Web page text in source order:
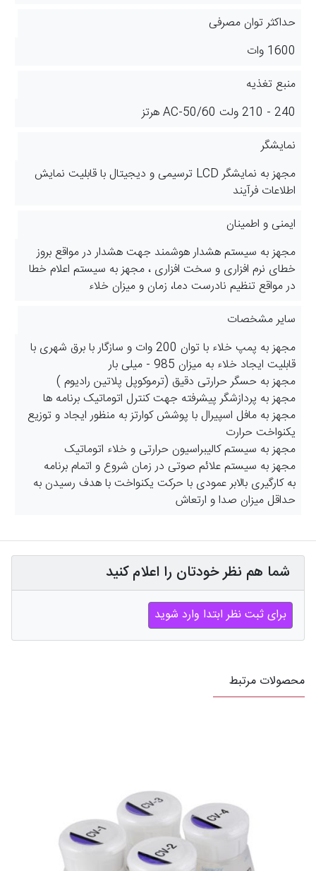
حداکثر توان مصرفی
1600 وات
منبع تغذیه
240 - 210 ولت 50/60-AC هرتز
نمایشگر
مجهز به نمایشگر LCD ترسیمی و دیجیتال با قابلیت نمایش
اطلاعات فرآیند
ایمنی و اطمینان
مجهز به سیستم هشدار هوشمند جهت هشدار در مواقع بروز
خطای نرم افزاری و سخت افزاری ، مجهز به سیستم اعلام خطا
در مواقع تنظیم نادرست دما، زمان و میزان خلاء
سایر مشخصات
مجهز به پمپ خلاء با توان 200 وات و سازگار با برق شهری با
قابلیت ایجاد خلاء به میزان 985 - میلی بار
مجهز به حسگر حرارتی دقیق (ترموکوپل پلاتین رادیوم )
مجهز به پردازشگر پیشرفته جهت کنترل اتوماتیک برنامه ها
مجهز به مافل اسپیرال با پوشش کوارتز به منظور ایجاد و توزیع
یکنواخت حرارت
مجهز به سیستم کالیبراسیون حرارتی و خلاء اتوماتیک
مجهز به سیستم علائم صوتی در زمان شروع و اتمام برنامه
به کارگیری بالابر عمودی با حرکت یکنواخت با هدف رسیدن به
حداقل میزان صدا و ارتعاش
شما هم نظر خودتان را اعلام کنید
برای ثبت نظر ابتدا وارد شوید
محصولات مرتبط